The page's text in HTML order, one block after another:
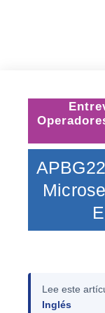
Lee este
Inglés